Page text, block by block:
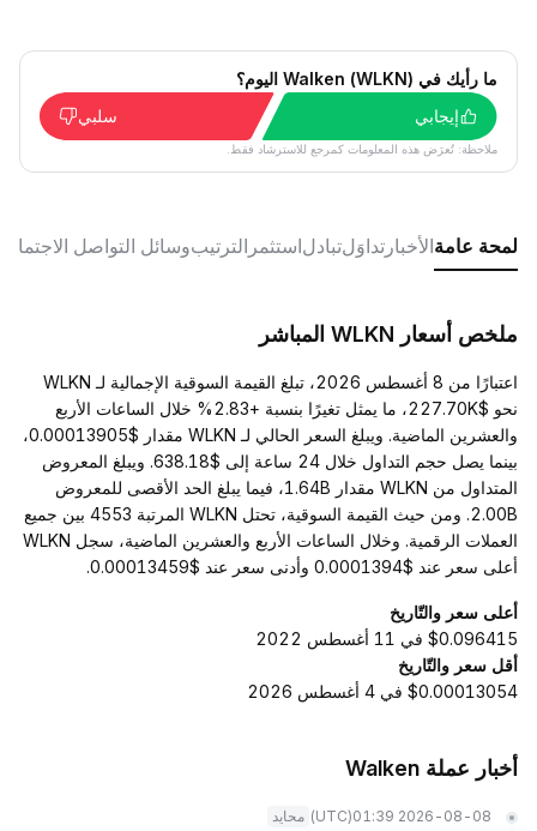
ما رأيك في Walken (WLKN) اليوم؟
إيجابي
سلبي
ملاحظة: تُعرَض هذه المعلومات كمرجع للاسترشاد فقط.
لمحة عامةالأخبار تداوَلتبادلاستثمر الترتيبوسائل التواصل
ملخص أسعار WLKN المباشر
اعتبارًا من 8 أغسطس 2026، تبلغ القيمة السوقية الإجمالية لـ WLKN
نحو $227.70K، ما يمثل تغيرًا بنسبة +2.83% خلال الساعات الأربع
والعشرين الماضية. ويبلغ السعر الحالي لـ WLKN مقدار $0.00013905،
بينما يصل حجم التداول خلال 24 ساعة إلى $638.18. ويبلغ المعروض
المتداول من WLKN مقدار 1.64B، فيما يبلغ الحد الأقصى للمعروض
2.00B. ومن حيث القيمة السوقية، تحتل WLKN المرتبة 4553 بين جميع
العملات الرقمية. وخلال الساعات الأربع والعشرين الماضية، سجل WLKN
أعلى سعر عند $0.0001394 وأدنى سعر عند $0.00013459.
أعلى سعر والتّاريخ
$0.096415 في 11 أغسطس 2022
أقل سعر والتّاريخ
$0.00013054 في 4 أغسطس 2026
أخبار عملة Walken
2026-08-08 01:39
(UTC) محايد